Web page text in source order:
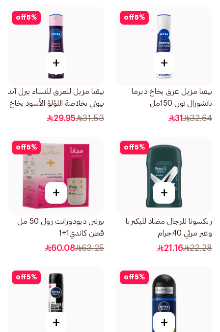
5%
off
+
نيفيا مزيل عرق بخاخ ديرما
ناتشورال تون 150مل
32.64
31
5%
off
+
نيڤيا مزيل للعرق للنساء بيرل آند
بيوتي بخلاصة اللؤلؤ الأسود بخاخ
150مل
31.53
29.95
5%
off
+
ريكسونا للرجال مضاد للبكتريا
وغير مرئي 40جرام
22.28
21.16
5%
off
+
بيزلين ديودورانت رول 50 مل
قطن كاندي1+1
63.25
60.08
5%
off
+
5%
off
+